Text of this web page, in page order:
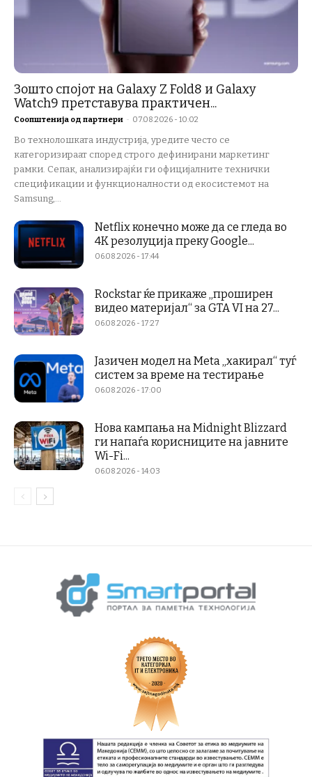
Зошто спојот на Galaxy Z Fold8 и Galaxy
Watch9 претставува практичен...
Соопштенија од партнери - 07.08.2026 - 10:02
Во технолошката индустрија, уредите често се
категоризираат според строго дефинирани маркетинг
рамки. Сепак, анализирајќи ги официјалните технички
спецификации и функционалности од екосистемот на
Samsung,...
Netflix конечно може да се гледа во
4K резолуција преку Google...
06.08.2026 - 17:44
Rockstar ќе прикаже „проширен
видео материјал“ за GTA VI на 27...
06.08.2026 - 17:27
Јазичен модел на Meta „хакирал“ туѓ
систем за време на тестирање
06.08.2026 - 17:00
Нова кампања на Midnight Blizzard
ги напаѓа корисниците на јавните
Wi-Fi...
06.08.2026 - 14:03